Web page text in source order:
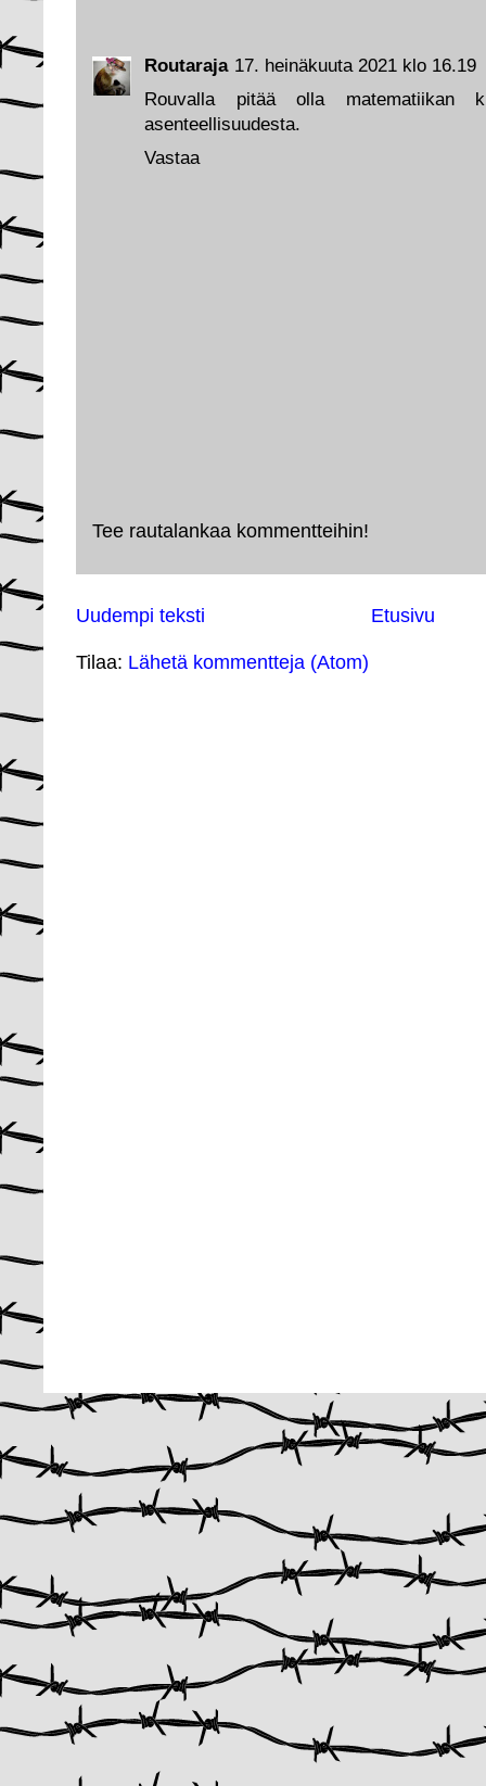
Routaraja 17. heinäkuuta 2021 klo 16.19
Rouvalla pitää olla matematiikan
asenteellisuudesta.
Vastaa
Tee rautalankaa kommentteihin!
Uudempi teksti Etusivu
Tilaa: Lähetä kommentteja (Atom)